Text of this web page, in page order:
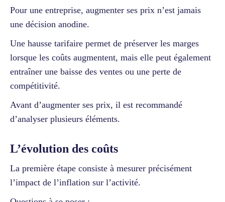
Pour une entreprise, augmenter ses prix n’est jamais
une décision anodine.
Une hausse tarifaire permet de préserver les marges
lorsque les coûts augmentent, mais elle peut également
entraîner une baisse des ventes ou une perte de
compétitivité.
Avant d’augmenter ses prix, il est recommandé
d’analyser plusieurs éléments.
L’évolution des coûts
La première étape consiste à mesurer précisément
l’impact de l’inflation sur l’activité.